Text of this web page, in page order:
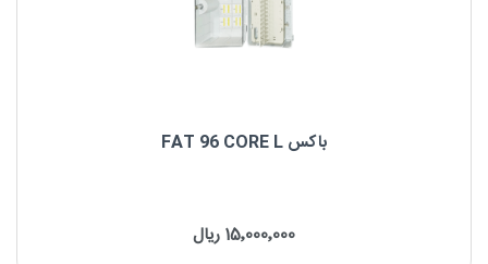
باکس FAT 96 CORE L
15٬000٬000 ریال